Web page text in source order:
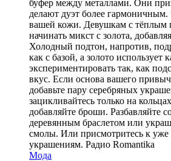
буфер между металлами. Они
делают дуэт более гармоничным.
вашей кожи. Девушкам с тёплым
начинать микст с золота,
Холодный подтон, напротив,
как с базой, а золото использует
экспериментировать так, как
вкус. Если основа вашего
добавьте пару серебряных
зацикливайтесь только на
добавляйте броши. Разбавляйте
деревянным браслетом или
смолы. Или присмотритесь к
украшениям. Радио Romantika
Мода